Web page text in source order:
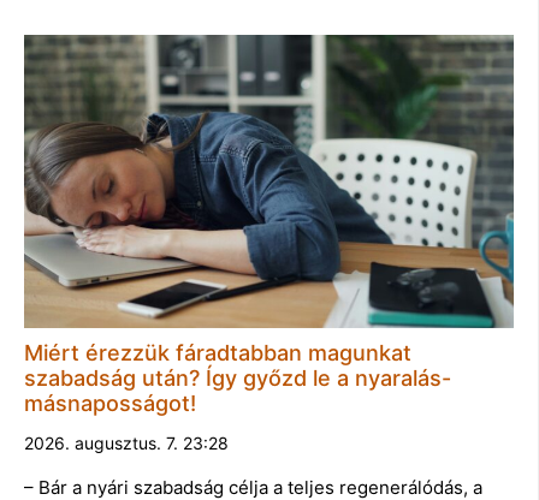
Miért érezzük fáradtabban magunkat
szabadság után? Így győzd le a nyaralás-
másnaposságot!
2026. augusztus. 7. 23:28
– Bár a nyári szabadság célja a teljes regenerálódás, a